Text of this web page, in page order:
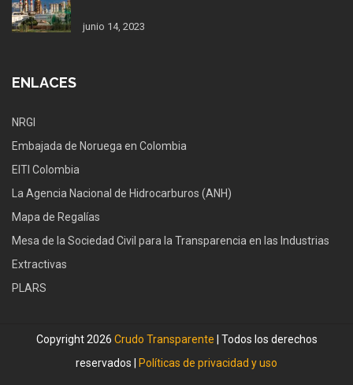
junio 14, 2023
ENLACES
NRGI
Embajada de Noruega en Colombia
EITI Colombia
La Agencia Nacional de Hidrocarburos (ANH)
Mapa de Regalías
Mesa de la Sociedad Civil para la Transparencia en las Industrias
Extractivas
PLARS
Copyright 2026 Crudo Transparente | Todos los derechos
reservados |
Políticas de privacidad y uso